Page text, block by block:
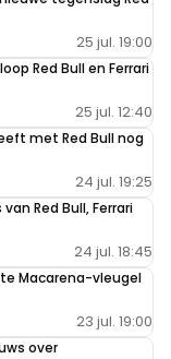
25 jul. 19:00
Red Bull en Ferrari
25 jul. 12:40
met Red Bull nog
24 jul. 19:25
Red Bull, Ferrari
24 jul. 18:45
Macarena-vleugel
23 jul. 19:00
over